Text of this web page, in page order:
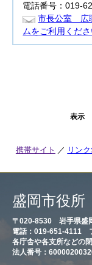
電話番号：019-
市長公室 広
ムをご利用くださ
表示
携帯サイト リン
盛岡市役所
〒020-8530 岩手県盛
電話：019-651-4111
各庁舎や各支所などの
法人番号：